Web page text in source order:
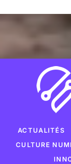
ACTUALITÉS
CULTURE